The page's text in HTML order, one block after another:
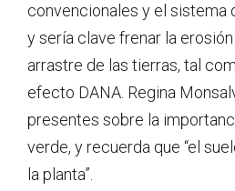
convencionales y el sistema
y sería clave frenar la
arrastre de las tierras, tal
efecto DANA. Regina
presentes sobre la
verde, y recuerda que “el
la planta”.